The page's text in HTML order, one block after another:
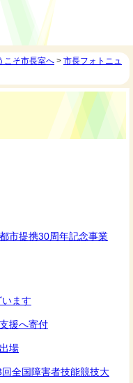
こそ市長室へ > 市長フォトニュ
市提携30周年記念事業
ます
援へ寄付
場
全国障害者技能競技大